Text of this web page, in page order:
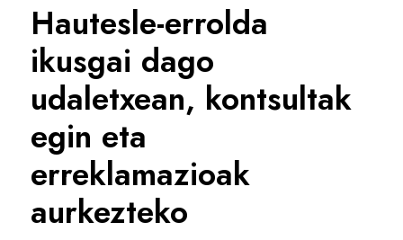
Hautesle-errolda
ikusgai dago
udaletxean, kontsultak
egin eta
erreklamazioak
aurkezteko